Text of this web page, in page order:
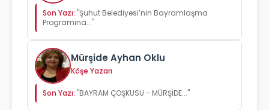
Son Yazı: "Şuhut Belediyesi’nin Bayramlaşma
Programına..."
Mürşide Ayhan Oklu
Köşe Yazarı
Son Yazı: "BAYRAM ÇOŞKUSU - MÜRŞİDE..."